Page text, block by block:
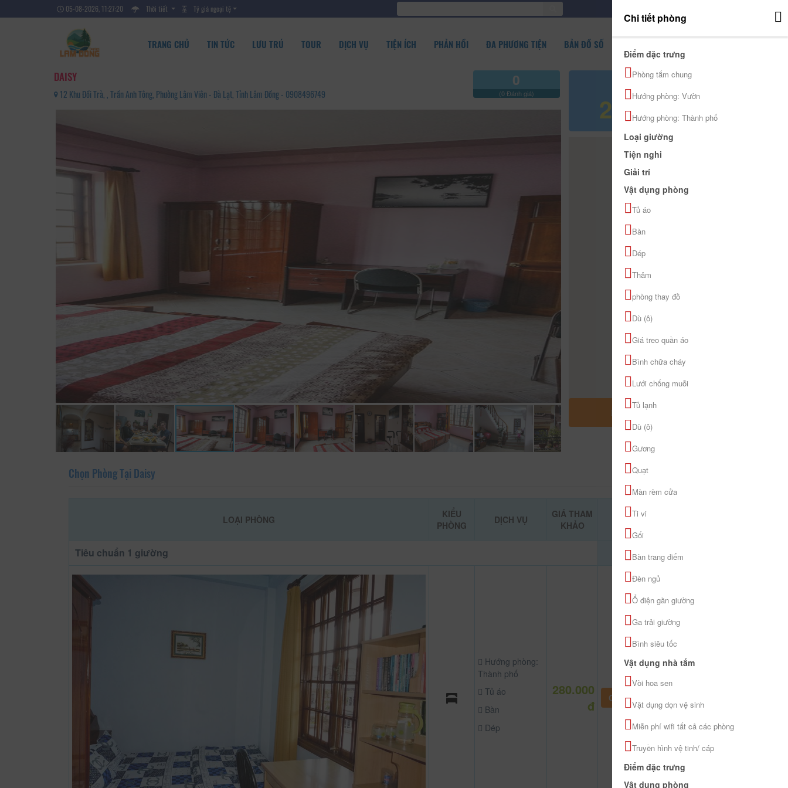
05-08-2026, 11:27:22 Thời tiết Tỷ giá ngoại tệ
TRANG CHỦ TIN TỨC LƯU TRÚ TOUR DỊCH VỤ TIỆN ÍCH PHẢN HỒI ĐA PHƯƠNG TIỆN BẢN ĐỒ SỐ
DAISY
12 Khu Đồi Trà, , Trần Anh Tông, Phường Lâm Viên - Đà Lạt, Tỉnh Lâm Đồng - 0908496749
0
(0 Đánh giá)
Giá tham khảo
280.000 đ
MỞ RỘNG BẢN ĐỒ
Chọn Phòng Tại Daisy
LOẠI PHÒNG
KIỂU
PHÒNG
DỊCH VỤ
GIÁ THAM
KHẢO
ĐẶT PHÒNG
Tiêu chuẩn 1 giường
Hướng phòng:
Thành phố
Tủ áo
Bàn
Dép
280.000
đ
CHƯA KHAI BÁO PHÒNG
Chi tiết phòng
Điểm đặc trưng
Phòng tắm chung
Hướng phòng: Vườn
Hướng phòng: Thành phố
Loại giường
Tiện nghi
Giải trí
Vật dụng phòng
Tủ áo
Bàn
Dép
Thảm
phòng thay đồ
Dù (ô)
Giá treo quần áo
Bình chữa cháy
Lưới chống muỗi
Tủ lạnh
Dù (ô)
Gương
Quạt
Màn rèm cửa
Ti vi
Gối
Bàn trang điểm
Đèn ngủ
Ổ điện gần giường
Ga trải giường
Bình siêu tốc
Vật dụng nhà tắm
Vòi hoa sen
Vật dụng dọn vệ sinh
Miễn phí wifi tất cả các phòng
Truyền hình vệ tinh/ cáp
Điểm đặc trưng
Vật dụng phòng